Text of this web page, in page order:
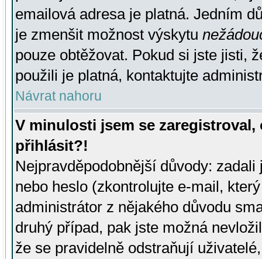
emailová adresa je platná. Jedním
je zmenšit možnost výskytu
pouze obtěžovat. Pokud si jste jisti,
použili je platná, kontaktujte
Návrat nahoru
V minulosti jsem se
přihlásit?!
Nejpravděpodobnější důvody:
nebo heslo (zkontrolujte e-mail,
administrátor z nějakého důvodu
druhý případ, pak jste možná
že se pravidelně odstraňují